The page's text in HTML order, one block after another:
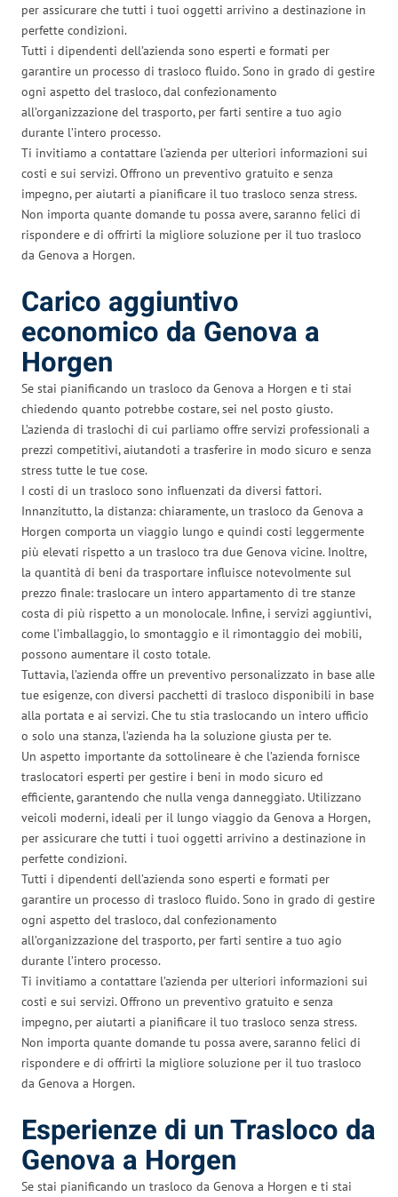
per assicurare che tutti i tuoi oggetti arrivino a destinazione in
perfette condizioni.
Tutti i dipendenti dell’azienda sono esperti e formati per
garantire un processo di trasloco fluido. Sono in grado di gestire
ogni aspetto del trasloco, dal confezionamento
all’organizzazione del trasporto, per farti sentire a tuo agio
durante l’intero processo.
Ti invitiamo a contattare l’azienda per ulteriori informazioni sui
costi e sui servizi. Offrono un preventivo gratuito e senza
impegno, per aiutarti a pianificare il tuo trasloco senza stress.
Non importa quante domande tu possa avere, saranno felici di
rispondere e di offrirti la migliore soluzione per il tuo trasloco
da Genova a Horgen.
Carico aggiuntivo
economico da Genova a
Horgen
Se stai pianificando un trasloco da Genova a Horgen e ti stai
chiedendo quanto potrebbe costare, sei nel posto giusto.
L’azienda di traslochi di cui parliamo offre servizi professionali a
prezzi competitivi, aiutandoti a trasferire in modo sicuro e senza
stress tutte le tue cose.
I costi di un trasloco sono influenzati da diversi fattori.
Innanzitutto, la distanza: chiaramente, un trasloco da Genova a
Horgen comporta un viaggio lungo e quindi costi leggermente
più elevati rispetto a un trasloco tra due Genova vicine. Inoltre,
la quantità di beni da trasportare influisce notevolmente sul
prezzo finale: traslocare un intero appartamento di tre stanze
costa di più rispetto a un monolocale. Infine, i servizi aggiuntivi,
come l’imballaggio, lo smontaggio e il rimontaggio dei mobili,
possono aumentare il costo totale.
Tuttavia, l’azienda offre un preventivo personalizzato in base alle
tue esigenze, con diversi pacchetti di trasloco disponibili in base
alla portata e ai servizi. Che tu stia traslocando un intero ufficio
o solo una stanza, l’azienda ha la soluzione giusta per te.
Un aspetto importante da sottolineare è che l’azienda fornisce
traslocatori esperti per gestire i beni in modo sicuro ed
efficiente, garantendo che nulla venga danneggiato. Utilizzano
veicoli moderni, ideali per il lungo viaggio da Genova a Horgen,
per assicurare che tutti i tuoi oggetti arrivino a destinazione in
perfette condizioni.
Tutti i dipendenti dell’azienda sono esperti e formati per
garantire un processo di trasloco fluido. Sono in grado di gestire
ogni aspetto del trasloco, dal confezionamento
all’organizzazione del trasporto, per farti sentire a tuo agio
durante l’intero processo.
Ti invitiamo a contattare l’azienda per ulteriori informazioni sui
costi e sui servizi. Offrono un preventivo gratuito e senza
impegno, per aiutarti a pianificare il tuo trasloco senza stress.
Non importa quante domande tu possa avere, saranno felici di
rispondere e di offrirti la migliore soluzione per il tuo trasloco
da Genova a Horgen.
Esperienze di un Trasloco da
Genova a Horgen
Se stai pianificando un trasloco da Genova a Horgen e ti stai